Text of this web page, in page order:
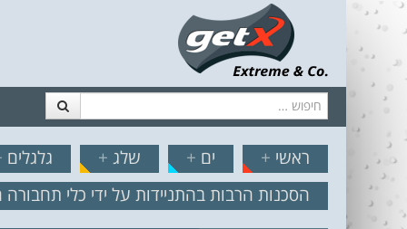
חיפוש
// תפריט
דלג לתוכן
ראשי + ים + שלג + גלגלים
הסכנות הרבות בהתניידות על ידי כלי